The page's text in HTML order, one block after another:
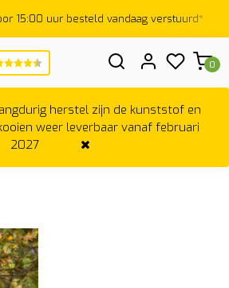
15:00 uur besteld vandaag verstuurd*
0
herstel zijn de kunststof en
weer leverbaar vanaf februari
2027